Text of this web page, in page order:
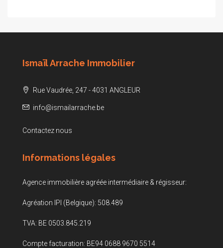
Ismaïl Arrache Immobilier
Rue Vaudrée, 247 - 4031 ANGLEUR
info@ismailarrache.be
Contactez nous
Informations légales
Agence immobilière agréée intermédiaire & régisseur:
Agréation IPI (Belgique): 508.489
TVA: BE 0503.845.219
Compte facturation: BE94 0688 9670 5514